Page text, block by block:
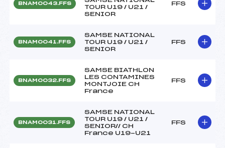
BNAM0043.FFS
TOUR U19 / U21 /
SENIOR
FFS
BNAM0041.FFS
SAMSE NATIONAL
TOUR U19 / U21 /
SENIOR
FFS
BNAM0032.FFS
SAMSE BIATHLON
LES CONTAMINES
MONTJOIE CH
France
FFS
BNAM0031.FFS
SAMSE NATIONAL
TOUR U19 / U21 /
SENIOR// CH
France U19-U21
FFS